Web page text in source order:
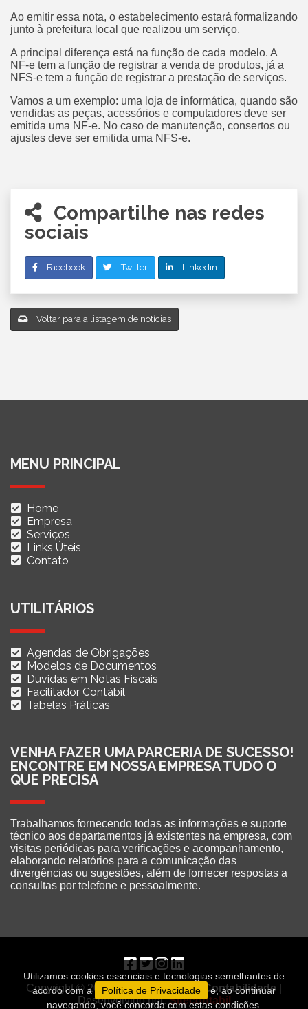
Utilizamos cookies essenciais e tecnologias semelhantes de
acordo com a
Política de Privacidade
e, ao continuar
navegando, você concorda com estas condições.
Ao emitir essa nota, o estabelecimento estará formalizando
junto à prefeitura local que realizou um serviço.
A principal diferença está na função de cada modelo. A
NF-e tem a função de registrar a venda de produtos, já a
NFS-e tem a função de registrar a prestação de serviços.
Vamos a um exemplo: uma loja de informática, quando são
vendidas as peças, acessórios e computadores deve ser
emitida uma NF-e. No caso de manutenção, consertos ou
ajustes deve ser emitida uma NFS-e.
Compartilhe nas redes
sociais
Facebook Twitter Linkedin
Voltar para a listagem de notícias
MENU PRINCIPAL
Home
Empresa
Serviços
Links Úteis
Contato
UTILITÁRIOS
Agendas de Obrigações
Modelos de Documentos
Dúvidas em Notas Fiscais
Facilitador Contábil
Tabelas Práticas
VENHA FAZER UMA PARCERIA DE SUCESSO!
ENCONTRE EM NOSSA EMPRESA TUDO O
QUE PRECISA
Trabalhamos fornecendo todas as informações e suporte
técnico aos departamentos já existentes na empresa, com
visitas periódicas para verificações e acompanhamento,
elaborando relatórios para a comunicação das
divergências ou sugestões, além de fornecer respostas a
consultas por telefone e pessoalmente.
Copyright © 2021 - 2026 Beteghelli Contabilidade
Desenvolvido por:Sitecontabil